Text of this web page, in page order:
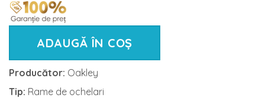
ADAUGĂ ÎN COȘ
Producător: Oakley
Tip: Rame de ochelari